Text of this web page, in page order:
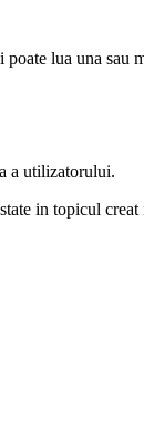
lua una sau
a utilizatorului.
in topicul creat